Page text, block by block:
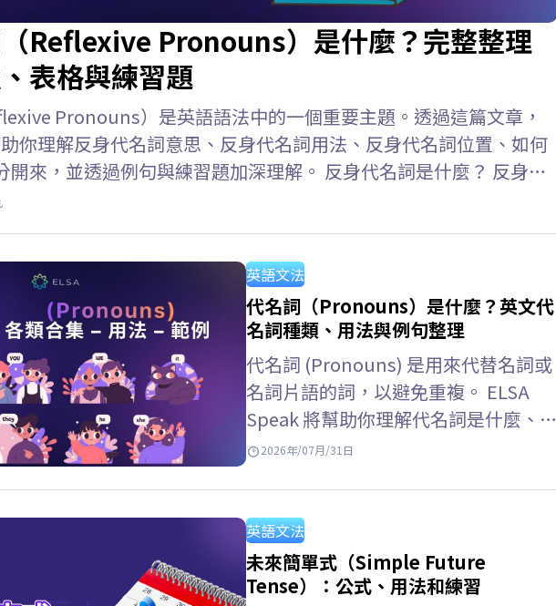
Reflexive Pronouns）是什麼？完整整理
表格與練習題
Pronouns）是英語語法中的一個重要主題。透過這篇文章，
你理解反身代名詞意思、反身代名詞用法、反身代名詞位置、如何
開來，並透過例句與練習題加深理解。 反身代名詞是什麼？ 反身代
名詞 英文 (Reflexive Pronouns) 是指句子中的主詞和受詞指涉同一
英語文法
代名詞（Pronouns）是什麼？英文代
名詞種類、用法與例句整理
代名詞 (Pronouns) 是用來代替名詞或
名詞片語的詞，以避免重複。 ELSA
Speak 將幫助你理解代名詞是什麼、代
名詞 意思，掌握常見的代名詞類型，
代名詞 英文…
2026年/07月/31日
英語文法
未來簡單式（Simple Future
Tense）：公式、用法和練習